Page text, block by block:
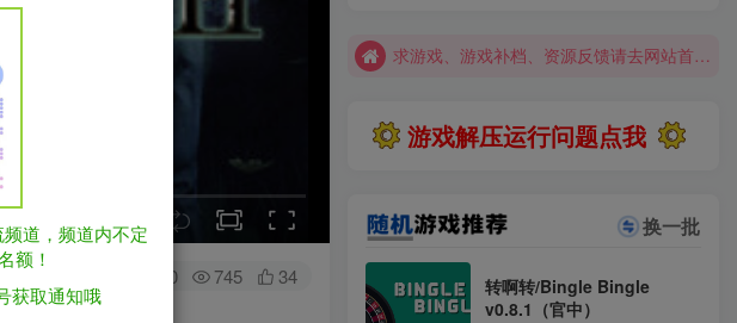
speed
0 745 34
求游戏、游戏补档、资源反馈请去网站首页更新征集留言，其他界面响应不及时
全站资源解压密码：sygu.cc
游戏解压运行问题点我
换一批
转啊转/Bingle Bingle
v0.8.1（官中）
道，频道内不定
额！
获取通知哦